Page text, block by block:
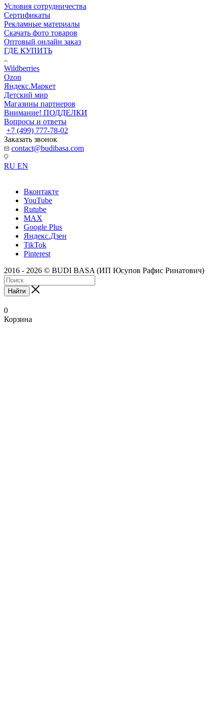
Условия сотрудничества
Сертификаты
Рекламные материалы
Скачать фото товаров
Оптовый онлайн заказ
ГДЕ КУПИТЬ
Wildberries
Ozon
Яндекс.Маркет
Детский мир
Магазины партнеров
Внимание! ПОДДЕЛКИ
Вопросы и ответы
+7 (499) 777-78-02
Заказать звонок
contact@budibasa.com
RU EN
Вконтакте
YouTube
Rutube
MAX
Google Plus
Яндекс.Дзен
TikTok
Pinterest
2016 - 2026 © BUDI BASA (ИП Юсупов Рафис Ринатович)
Найти
0
Корзина